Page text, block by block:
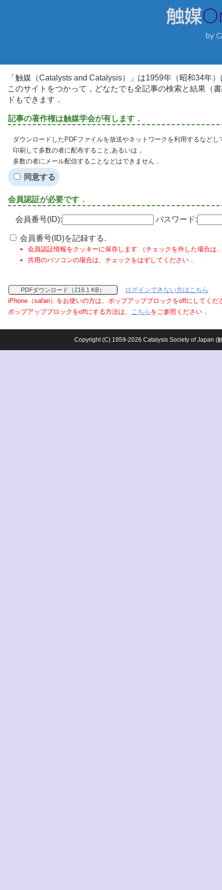
「触媒（Catalysts and Catalysis）」は1959年（昭和34年
このサイトをつかって，どなたでも全記事の検索と結果（
ドもできます．
記事の著作権は触媒学会が有します．
ダウンロードしたPDFファイルを放送やネットワークを利用するなど
印刷して多数の者に配布すること,あるいは，
多数の者にメール配信することなどはできません．
同意する
会員認証が必要です．
会員番号(ID): パスワード:
会員番号(ID)を記録する.
会員認証情報をクッキーに保存します.（チェックを外した場合は
共用のパソコンの場合は、チェックをはずしてください．
PDFダウンロード（216.1 KB）
ログインできない方はこちら
iPhone（safari）をお使いの方は、ポップアップブロックをoffにしてくだ
ポップアップブロックをoffにする方法は、 こちら をご参照ください．
Copyright (C) 1959-2026 Catalysis Society of Japan (